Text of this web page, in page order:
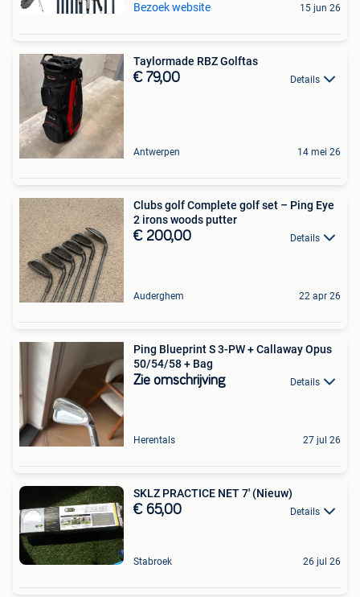
Bezoek website 15 jun 26
Taylormade RBZ Golftas
€ 79,00 Details
Antwerpen 14 mei 26
Clubs golf Complete golf set – Ping Eye
2 irons woods putter
€ 200,00 Details
Auderghem 22 apr 26
Ping Blueprint S 3-PW + Callaway Opus
50/54/58 + Bag
Zie omschrijving Details
Herentals 27 jul 26
SKLZ PRACTICE NET 7' (Nieuw)
€ 65,00 Details
Stabroek 26 jul 26